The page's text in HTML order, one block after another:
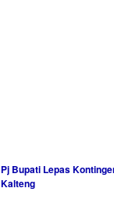
Pj Bupati Lepas
Kalteng